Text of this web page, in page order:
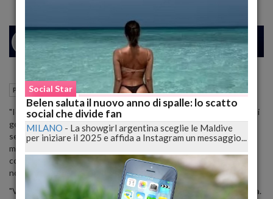
MILANO 26 31
Paparazzate! 03 Agosto 2016 08:18
"Io vorrei chiamarla Angelica, Andrea preferisce Matilda". Mentre si
gode gli ultimi bagni al mare, in attesa del parto che avverrà a
settembre, Giorgia Meloni rivela al settimanale 'Chi', in edicola da
mercoledì 3 agosto, il piccolo duello familiare in corso con il
compagno Andrea Giambruno, autore Mediaset, per la scelta del
nome della loro bimba.
"Vedremo chi la spunterà", aggiunge la presidente di Fratelli d'Italia.
Social Star
Belen saluta il nuovo anno di spalle: lo scatto
social che divide fan
MILANO - La showgirl argentina sceglie le Maldive
per iniziare il 2025 e affida a Instagram un messaggio...